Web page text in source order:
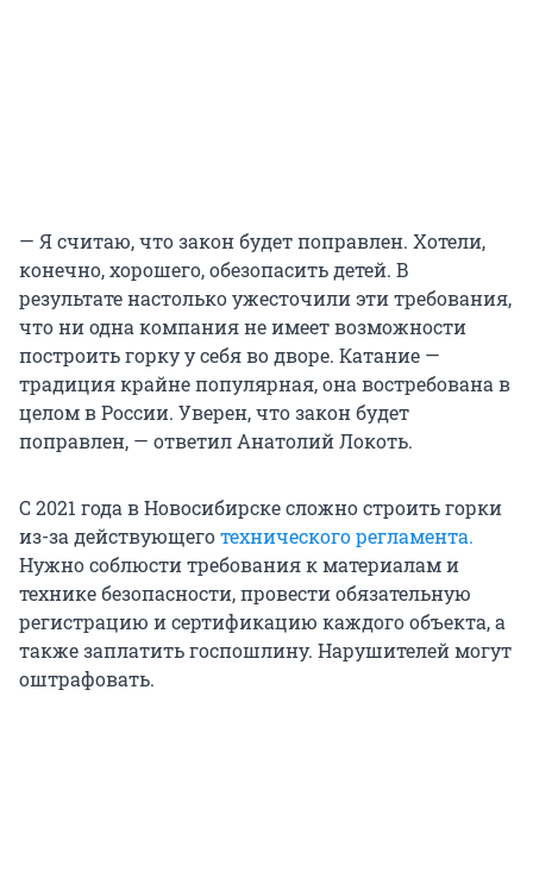
— Я считаю, что закон будет поправлен. Хотели,
конечно, хорошего, обезопасить детей. В
результате настолько ужесточили эти требования,
что ни одна компания не имеет возможности
построить горку у себя во дворе. Катание —
традиция крайне популярная, она востребована в
целом в России. Уверен, что закон будет
поправлен, — ответил Анатолий Локоть.
С 2021 года в Новосибирске сложно строить горки
из-за действующеготехнического регламента.
Нужно соблюсти требования к материалам и
технике безопасности, провести обязательную
регистрацию и сертификацию каждого объекта, а
также заплатить госпошлину. Нарушителей могут
оштрафовать.